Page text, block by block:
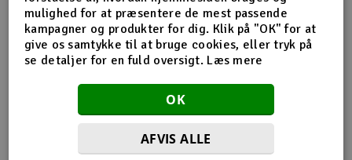
Radio udstyr
Raketter
Scooter & elkøretøj
Slot racing
Køb
Se også
mulighed for at præsentere de mest passende
kampagner og produkter for dig. Klik på "OK" for at
give os samtykke til at bruge cookies, eller tryk på
se detaljer for en fuld oversigt. Læs mere
OK
AFVIS ALLE